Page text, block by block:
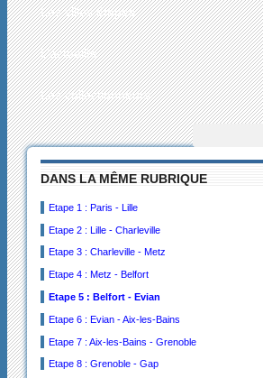
Les villes étapes
L’actualité
Les collectionneurs
DANS LA MÊME RUBRIQUE
Etape 1 : Paris - Lille
Etape 2 : Lille - Charleville
Etape 3 : Charleville - Metz
Etape 4 : Metz - Belfort
Etape 5 : Belfort - Evian
Etape 6 : Evian - Aix-les-Bains
Etape 7 : Aix-les-Bains - Grenoble
Etape 8 : Grenoble - Gap